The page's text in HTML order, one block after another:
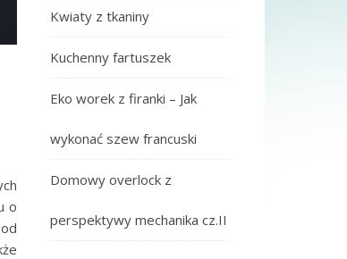
o
Kwiaty z tkaniny
Kuchenny fartuszek
Eko worek z firanki – Jak
wykonać szew francuski
Domowy overlock z
perspektywy mechanika cz.II